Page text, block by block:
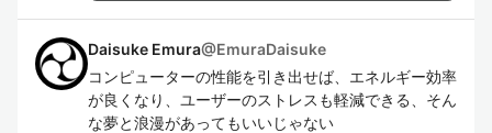
Daisuke Emura@EmuraDaisuke
コンピューターの性能を引き出せば、エネルギー効率
が良くなり、ユーザーのストレスも軽減できる、そん
な夢と浪漫があってもいいじゃない